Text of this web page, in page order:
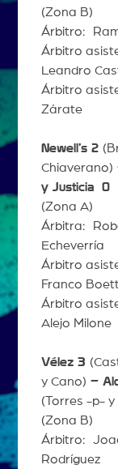
(Zona B)
Árbitro:
Árbitro
Leandro
Árbitro
Zárate
Newell’s 2
Chiaverano)
y Justicia
0
(Zona A)
Árbitra:
Echeverría
Árbitro
Franco
Árbitro
Alejo Milone
Vélez 3
y Cano) –
(Torres -p- y
(Zona B)
Árbitro:
Rodríguez